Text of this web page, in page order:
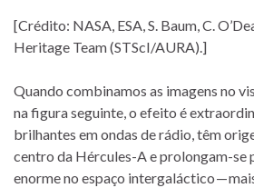
[Crédito: NASA, ESA, S. Baum, C.
Heritage Team (STScI/AURA).]
Quando combinamos as imagens no
na figura seguinte, o efeito é
brilhantes em ondas de rádio, têm
centro da Hércules-A e prolongam-se
enorme no espaço intergaláctico —